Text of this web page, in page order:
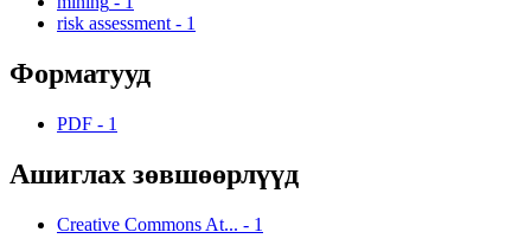
risk assessment - 1
Форматууд
PDF - 1
Ашиглах зөвшөөрлүүд
Creative Commons At... - 1